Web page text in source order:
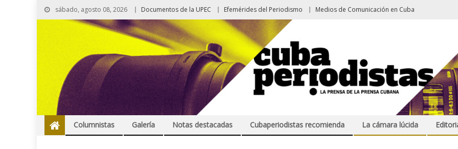
sábado, agosto 08, 2026 Documentos de la UPEC Efemérides del Periodismo Medios de Comunicación en Cuba
Columnistas Galería Notas destacadas Cubaperiodistas recomienda La cámara lúcida